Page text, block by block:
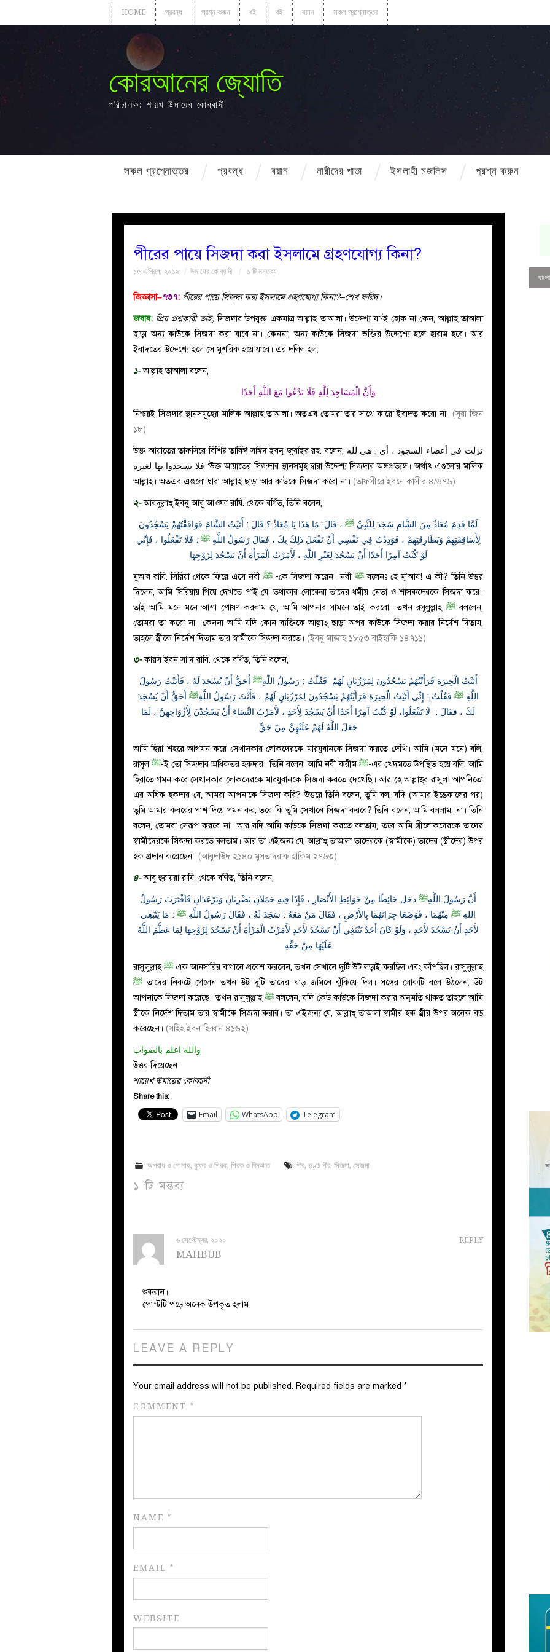
HOME প্রবন্ধ প্রশ্ন করুন বই বই বয়ান সকল প্রশ্নোত্তর
কোরআনের জ্যোতি
পরিচালক: শায়খ উমায়ের কোব্বাদী
সকল প্রশ্নোত্তর প্রবন্ধ বয়ান নারীদের পাতা ইসলাহী মজলিস প্রশ্ন করুন
পীরের পায়ে সিজদা করা ইসলামে গ্রহণযোগ্য কিনা?
১৫ এপ্রিল, ২০১৯ উমায়ের কোব্বাদী ১ টি মন্তব্য
জিজ্ঞাসা–৭৩৭: পীরের পায়ে সিজদা করা ইসলামে গ্রহণযোগ্য কিনা?–শেখ ফরিদ।
জবাব: প্রিয় প্রশ্নকারী ভাই, সিজদার উপযুক্ত একমাত্র আল্লাহ তাআলা। উদ্দেশ্য যা-ই হোক না কেন, আল্লাহ তাআলা
ছাড়া অন্য কাউকে সিজদা করা যাবে না। কেননা, অন্য কাউকে সিজদা ভক্তির উদ্দেশ্যে হলে হারাম হবে। আর
ইবাদতের উদ্দেশ্যে হলে সে মুশরিক হয়ে যাবে। এর দলিল হল,
১-আল্লাহ তাআলা বলেন,
وَأَنَّ الْمَسَاجِدَ لِلَّهِ فَلَا تَدْعُوا مَعَ اللَّهِ أَحَدًا
নিশ্চয়ই সিজদার স্থানসমূহের মালিক আল্লাহ তাআলা। অতএব তোমরা তার সাথে কারো ইবাদত করো না। (সূরা জিন
১৮)
উক্ত আয়াতের তাফসিরে বিশিষ্ট তাবিঈ সাঈদ ইবনু জুবাইর রহ. বলেন, نزلت في أعضاء السجود ، أي : هي لله
فلا تسجدوا بها لغيره ‘উক্ত আয়াতের সিজদার স্থানসমূহ দ্বারা উদ্দেশ্য সিজদার অঙ্গপ্রত্যঙ্গ। অর্থাৎ এগুলোর মালিক
আল্লাহ। অতএব এগুলো দ্বারা আল্লাহ ছাড়া আর কাউকে সিজদা করো না। (তাফসীরে ইবনে কাসীর ৪/৬৭৬)
২-আবদুল্লাহ্ ইবনু আবূ আওফা রাযি. থেকে বর্ণিত, তিনি বলেন,
لَمَّا قَدِمَ مُعَاذٌ مِنَ الشَّامِ سَجَدَ لِلنَّبِيِّ ﷺ ، قَالَ: مَا هَذَا يَا مُعَاذُ ؟ قَالَ : أَتَيْتُ الشَّامَ فَوَافَقْتُهُمْ يَسْجُدُونَ
لِأَسَاقِفَتِهِمْ وَبَطَارِقَتِهِمْ ، فَوَدِدْتُ فِي نَفْسِي أَنْ نَفْعَلَ ذَلِكَ بِكَ ، فَقَالَ رَسُولُ اللَّهِﷺ : فَلَا تَفْعَلُوا ، فَإِنِّي
لَوْ كُنْتُ آمِرًا أَحَدًا أَنْ يَسْجُدَ لِغَيْرِ اللَّهِ ، لَأَمَرْتُ الْمَرْأَةَ أَنْ تَسْجُدَ لِزَوْجِهَا
মুআয রাযি. সিরিয়া থেকে ফিরে এসে নবীﷺ -কে সিজদা করেন। নবী ﷺবলেনঃ হে মু‘আয! এ কী? তিনি উত্তর
দিলেন, আমি সিরিয়ায় গিয়ে দেখতে পাই যে, তথাকার লোকেরা তাদের ধর্মীয় নেতা ও শাসকদেরকে সিজদা করে।
তাই আমি মনে মনে আশা পোষণ করলাম যে, আমি আপনার সামনে তাই করবো। তখন রসূলুল্লাহ ﷺবললেন,
তোমরা তা করো না। কেননা আমি যদি কোন ব্যক্তিকে আল্লাহ্ ছাড়া অপর কাউকে সিজদা করার নির্দেশ দিতাম,
তাহলে স্ত্রীকে নির্দেশ দিতাম তার স্বামীকে সিজদা করতে। (ইবনু মাজাহ ১৮৫৩ বাইহাকি ১৪৭১১)
৩-কায়স ইবন সা‘দ রাযি. থেকে বর্ণিত, তিনি বলেন,
أَتَيْتُ الْحِيرَةَ فَرَأَيْتُهُمْ يَسْجُدُونَ لِمَرْزُبَانٍ لَهُمْ فَقُلْتُ : رَسُولُ اللَّهِﷺ أَحَقُّ أَنْ يُسْجَدَ لَهُ ، فَأَتَيْتُ رَسُولَ
اللَّهِﷺ فَقُلْتُ : إِنِّي أَتَيْتُ الْحِيرَةَ فَرَأَيْتُهُمْ يَسْجُدُونَ لِمَرْزُبَانٍ لَهُمْ ، فَأَنْتَ رَسُولُ اللَّهِﷺ أَحَقُّ أَنْ يُسْجَدَ
لَكَ ، فقَالَ : لَا تَفْعَلُوا، لَوْ كُنْتُ آمِرًا أَحَدًا أَنْ يَسْجُدَ لِأَحَدٍ ، لَأَمَرْتُ النِّسَاءَ أَنْ يَسْجُدْنَ لِأَزْوَاجِهِنَّ ، لَمَا
جَعَلَ اللَّهُ لَهُمْ عَلَيْهِنَّ مِنْ حَقٍّ
আমি হিরা শহরে আগমন করে সেখানকার লোকদেরকে মারযুবানকে সিজদা করতে দেখি। আমি (মনে মনে) বলি,
রাসূলﷺ-ই তো সিজদার অধিকতর হকদার। তিনি বলেন, আমি নবী করীমﷺ-এর খেদমতে উপস্থিত হয়ে বলি, আমি
হিরাতে গমন করে সেখানকার লোকদেরকে মারযুবানকে সিজদা করতে দেখেছি। আর হে আল্লাহ্‌র রাসুল! আপনিতো
এর অধিক হকদার যে, আমরা আপনাকে সিজদা করি? উত্তরে তিনি বলেন, তুমি বল, যদি (আমার ইন্তেকালের পর)
তুমি আমার কবরের পাশ দিয়ে গমন কর, তবে কি তুমি সেখানে সিজদা করবে? তিনি বলেন, আমি বললাম, না। তিনি
বলেন, তোমরা সেরূপ করবে না। আর যদি আমি কাউকে সিজদা করতে বলতাম, তবে আমি স্ত্রীলোকদেরকে তাদের
স্বামীদেরকে সিজদা করতে বলতাম। আর তা এইজন্য যে, আল্লাহ্ তাআলা তাদেরকে (স্বামীকে) তাদের (স্ত্রীদের) উপর
হক প্রদান করেছেন। (আবুদাউদ ২১৪০ মুসতাদরাক হাকিম ২৭৬৩)
৪-আবু হুরায়রা রাযি. থেকে বর্ণিত, তিনি বলেন,
أَنَّ رَسُولَ اللَّهِﷺ دخل حَائِطًا مِنْ حَوَائِطِ الأَنْصَارِ ، فَإِذَا فِيهِ جَمَلانِ يَضْرِبَانِ وَيَرْعَدَانِ فَاقْتَرَبَ رَسُولُ
اللهِ ﷺ مِنْهُمَا ، فَوَضَعَا جِرَانَهُمَا بِالأَرْضِ ، فَقَالَ مَنْ مَعَهُ : سَجَدَ لَهُ ، فَقَالَ رَسُولُ اللَّهِ ﷺ : مَا يَنْبَغِي
لأَحَدٍ أَنْ يَسْجُدَ لأَحَدٍ ، وَلَوْ كَانَ أَحَدٌ يَنْبَغِي أَنْ يَسْجُدَ لأَحَدٍ لأَمَرْتُ الْمَرْأَةَ أَنْ تَسْجُدَ لِزَوْجِهَا لِمَا عَظَّمَ اللَّهُ
عَلَيْهَا مِنْ حَقِّهِ
রাসুলুল্লাহﷺ এক আনসারির বাগানে প্রবেশ করলেন, তখন সেখানে দুটি উট লড়াই করছিল এবং কাঁপছিল। রাসুলুল্লাহ
ﷺ তাদের নিকটে গেলেন তখন উট দুটি তাদের ঘাড় জমিনে ঝুঁকিয়ে দিল। সঙ্গের লোকটি বলে উঠলেন, উট
আপনাকে সিজদা করেছে। তখন রাসুলুল্লাহﷺবললেন, যদি কেউ কাউকে সিজদা করার অনুমতি থাকত তাহলে আমি
স্ত্রীকে নির্দেশ দিতাম তার স্বামীকে সিজদা করার। তা এইজন্য যে, আল্লাহ্ তাআলা স্বামীর হক স্ত্রীর উপর অনেক বড়
করেছেন। (সহিহ ইবন হিব্বান ৪১৬২)
والله اعلم بالصواب
উত্তর দিয়েছেন
শায়েখ উমায়ের কোব্বাদী
Share this:
Email WhatsApp Telegram
অপরাধ ও গোনাহ,কুফর ও শিরক,শিরক ও বিদআত পীর,ভণ্ড পীর,সিজদা,সেজদা
১ টি মন্তব্য
REPLY
৬ সেপ্টেম্বর, ২০২০
MAHBUB
শুকরান।
পোস্টটি পড়ে অনেক উপকৃত হলাম
LEAVE A REPLY
Your email address will not be published. Required fields are marked *
COMMENT *
NAME *
EMAIL *
WEBSITE